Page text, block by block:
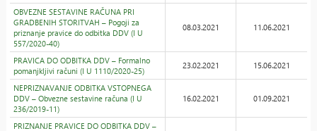
OBVEZNE SESTAVINE RAČUNA PRI
GRADBENIH STORITVAH – Pogoji za
priznanje pravice do odbitka DDV (I U
557/2020-40)
08.03.2021 11.06.2021
PRAVICA DO ODBITKA DDV – Formalno
pomanjkljivi računi (I U 1110/2020-25)
23.02.2021 15.06.2021
NEPRIZNAVANJE ODBITKA VSTOPNEGA
DDV – Obvezne sestavine računa (I U
236/2019-11)
16.02.2021 01.09.2021
PRIZNANJE PRAVICE DO ODBITKA DDV –